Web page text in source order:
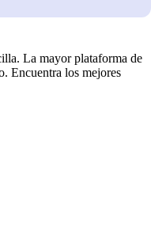
La mayor plataforma de
Encuentra los mejores